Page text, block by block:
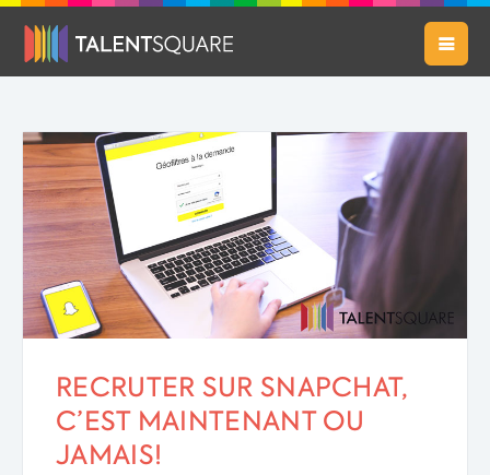
RECRUTER SUR SNAPCHAT,
C’EST MAINTENANT OU
JAMAIS!